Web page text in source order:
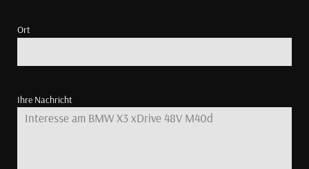
Ort
Ihre Nachricht